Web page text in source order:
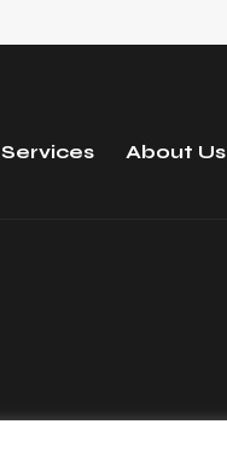
Services About Us